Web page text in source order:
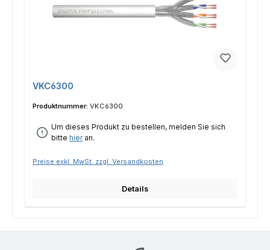
VKC6300
Produktnummer: VKC6300
Um dieses Produkt zu bestellen, melden Sie sich
bittehieran.
Preise exkl. MwSt. zzgl. Versandkosten
Details